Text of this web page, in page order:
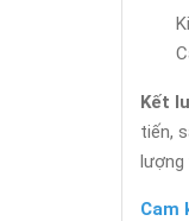
Kết
tiến,
lượng
Cam